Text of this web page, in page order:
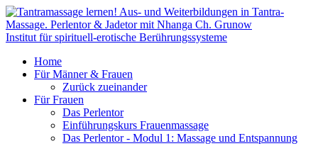
Institut für spirituell-erotische Berührungssysteme
Home
Für Männer & Frauen
Zurück zueinander
Für Frauen
Das Perlentor
Einführungskurs Frauenmassage
Das Perlentor - Modul 1: Massage und Entspannung